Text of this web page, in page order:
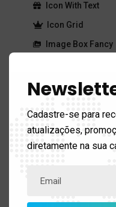
Icon With Text
Icon Grid
Image Box Fancy
Newsletters
Typography
Highlights
Blockquote
Cadastre-se para
atualizações,
diretamente na sua